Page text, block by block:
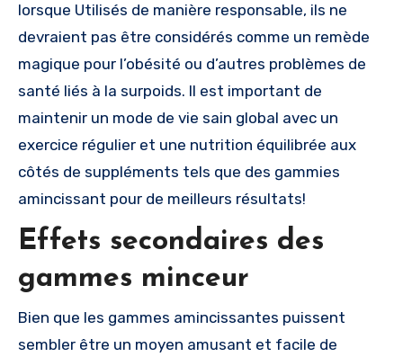
lorsque Utilisés de manière responsable, ils ne
devraient pas être considérés comme un remède
magique pour l’obésité ou d’autres problèmes de
santé liés à la surpoids. Il est important de
maintenir un mode de vie sain global avec un
exercice régulier et une nutrition équilibrée aux
côtés de suppléments tels que des gammies
amincissant pour de meilleurs résultats!
Effets secondaires des
gammes minceur
Bien que les gammes amincissantes puissent
sembler être un moyen amusant et facile de